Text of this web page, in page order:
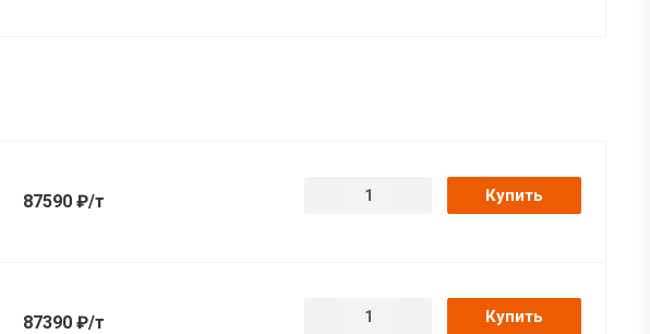
87590 ₽/т Купить
87390 ₽/т Купить